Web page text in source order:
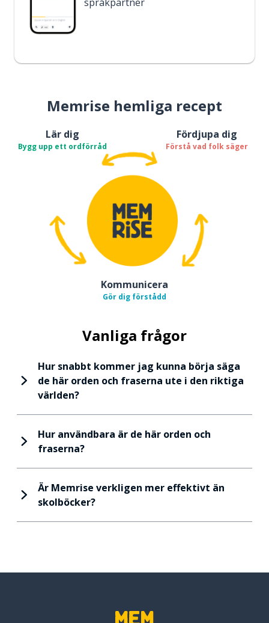
Memrise hemliga recept
Lär dig
Bygg upp ett ordförråd
Fördjupa dig
Förstå vad folk säger
Kommunicera
Gör dig förstådd
Vanliga frågor
Hur snabbt kommer jag kunna börja säga
de här orden och fraserna ute i den riktiga
världen?
Hur användbara är de här orden och
fraserna?
Är Memrise verkligen mer effektivt än
skolböcker?